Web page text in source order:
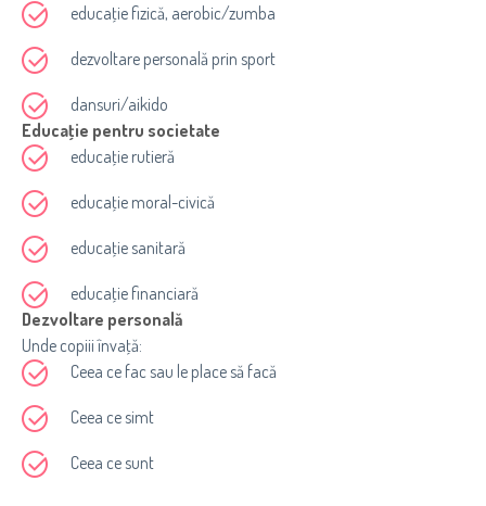
educaţie fizică, aerobic/zumba
dezvoltare personală prin sport
dansuri/aikido
Educaţie pentru societate
educaţie rutieră
educaţie moral-civică
educaţie sanitară
educaţie financiară
Dezvoltare personală
Unde copiii învaţă:
Ceea ce fac sau le place să facă
Ceea ce simt
Ceea ce sunt